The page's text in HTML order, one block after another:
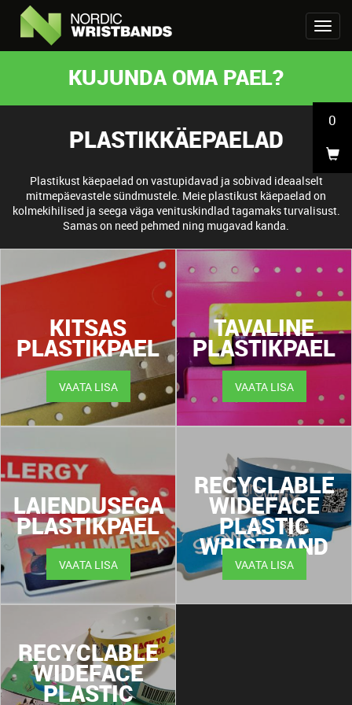
0
KUJUNDA OMA PAEL?
PLASTIKKÄEPAELAD
Plastikust käepaelad on vastupidavad ja sobivad ideaalselt
mitmepäevastele sündmustele. Meie plastikust käepaelad on
kolmekihilised ja seega väga venituskindlad tagamaks turvalisust.
Samas on need pehmed ning mugavad kanda.
KITSAS
PLASTIKPAEL
VAATA LISA
TAVALINE
PLASTIKPAEL
VAATA LISA
LAIENDUSEGA
PLASTIKPAEL
VAATA LISA
RECYCLABLE
WIDEFACE
PLASTIC
WRISTBAND
VAATA LISA
RECYCLABLE
WIDEFACE
PLASTIC